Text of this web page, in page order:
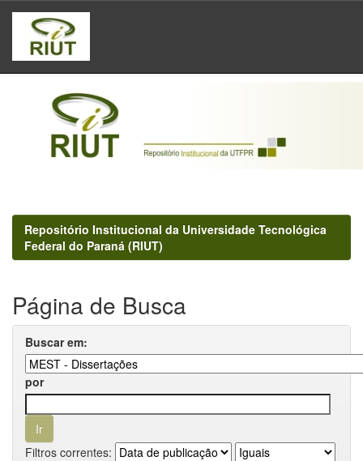
Skip
navigation
Repositório Institucional da Universidade Tecnológica
Federal do Paraná (RIUT)
Página de Busca
Buscar em:
por
Filtros correntes: